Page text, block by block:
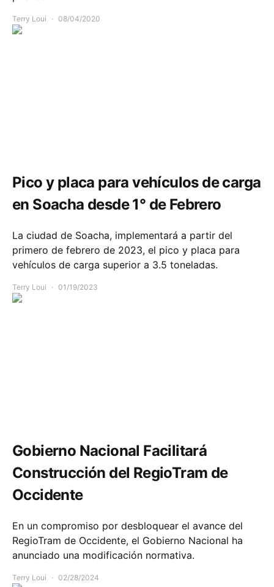
Terry Loui 08/04/2020
Pico y placa para vehículos de carga
en Soacha desde 1° de Febrero
La ciudad de Soacha, implementará a partir del
primero de febrero de 2023, el pico y placa para
vehículos de carga superior a 3.5 toneladas.
Terry Loui 01/19/2023
Gobierno Nacional Facilitará
Construcción del RegioTram de
Occidente
En un compromiso por desbloquear el avance del
RegioTram de Occidente, el Gobierno Nacional ha
anunciado una modificación normativa.
Terry Loui 02/28/2024